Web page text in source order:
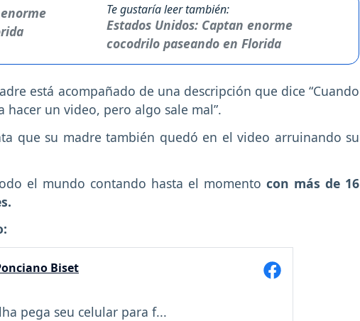
Te gustaría leer también:
Estados Unidos: Captan enorme
cocodrilo paseando en Florida
está acompañado de una descripción que dice “Cuando
un video, pero algo sale mal”.
que su madre también quedó en el video arruinando su
el mundo contando hasta el momento con más de 16
Biset
pega seu celular para f...